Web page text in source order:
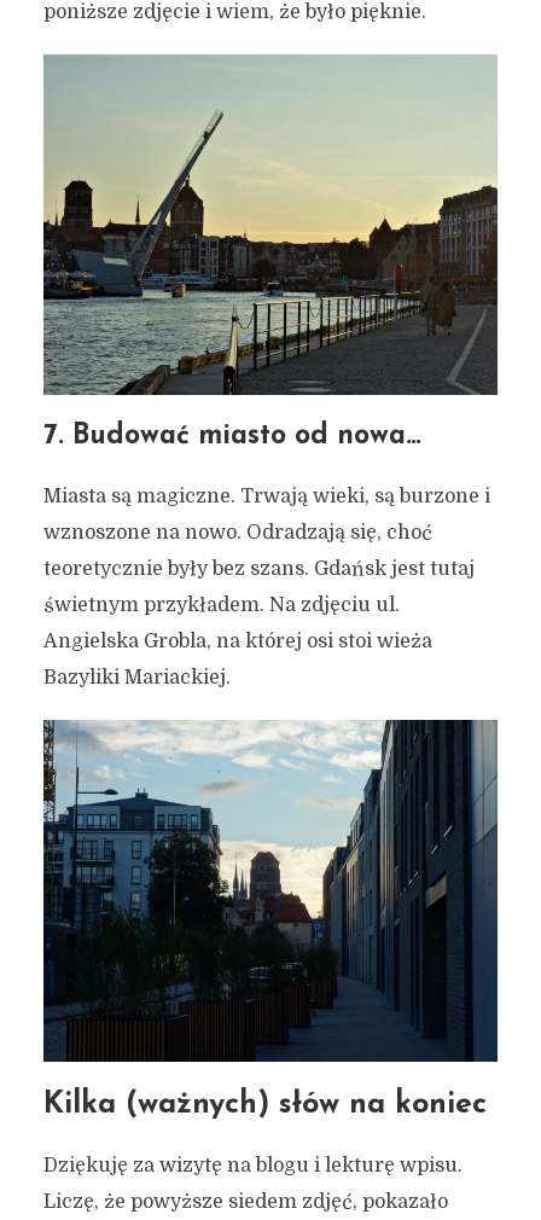
poniższe zdjęcie i wiem, że było pięknie.
7. Budować miasto od nowa…
Miasta są magiczne. Trwają wieki, są burzone i
wznoszone na nowo. Odradzają się, choć
teoretycznie były bez szans. Gdańsk jest tutaj
świetnym przykładem. Na zdjęciu ul.
Angielska Grobla, na której osi stoi wieża
Bazyliki Mariackiej.
Kilka (ważnych) słów na koniec
Dziękuję za wizytę na blogu i lekturę wpisu.
Liczę, że powyższe siedem zdjęć, pokazało